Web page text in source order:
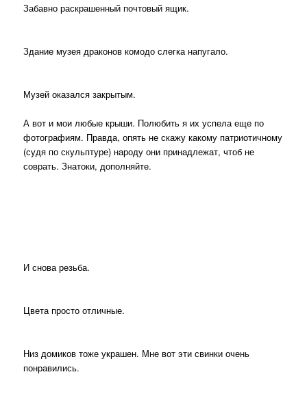
Забавно раскрашенный почтовый ящик.
Здание музея драконов комодо слегка напугало.
Музей оказался закрытым.
А вот и мои любые крыши. Полюбить я их успела еще по
фотографиям. Правда, опять не скажу какому патриотичному
(судя по скульптуре) народу они принадлежат, чтоб не
соврать. Знатоки, дополняйте.
И снова резьба.
Цвета просто отличные.
Низ домиков тоже украшен. Мне вот эти свинки очень
понравились.